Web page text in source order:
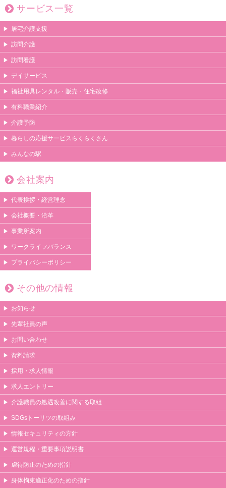
サービス一覧
居宅介護支援
訪問介護
訪問看護
デイサービス
福祉用具レンタル・販売・住宅改修
有料職業紹介
介護予防
暮らしの応援サービスらくらくさん
みんなの駅
会社案内
代表挨拶・経営理念
会社概要・沿革
事業所案内
ワークライフバランス
プライバシーポリシー
その他の情報
お知らせ
先輩社員の声
お問い合わせ
資料請求
採用・求人情報
求人エントリー
介護職員の処遇改善に関する取組
SDGsトーリツの取組み
情報セキュリティの方針
運営規程・重要事項説明書
虐待防止のための指針
身体拘束適正化のための指針